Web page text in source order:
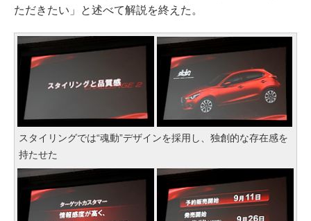
ただきたい」と述べて解説を終えた。
スタイリングでは“魂動”デザインを採用し、独創的な存在感を
持たせた